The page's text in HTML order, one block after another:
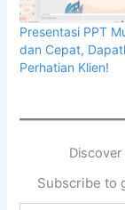
Presentasi PPT
dan Cepat,
Perhatian Klien!
Subscribe to